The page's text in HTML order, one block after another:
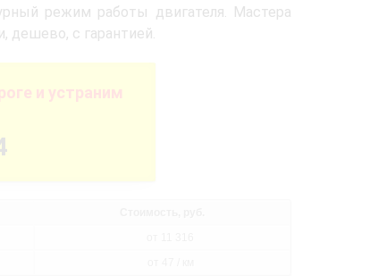
режим работы двигателя. Мастера
дешево, с гарантией.
и устраним